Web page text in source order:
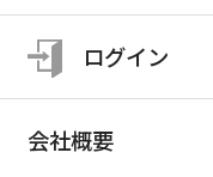
ログイン
会社概要